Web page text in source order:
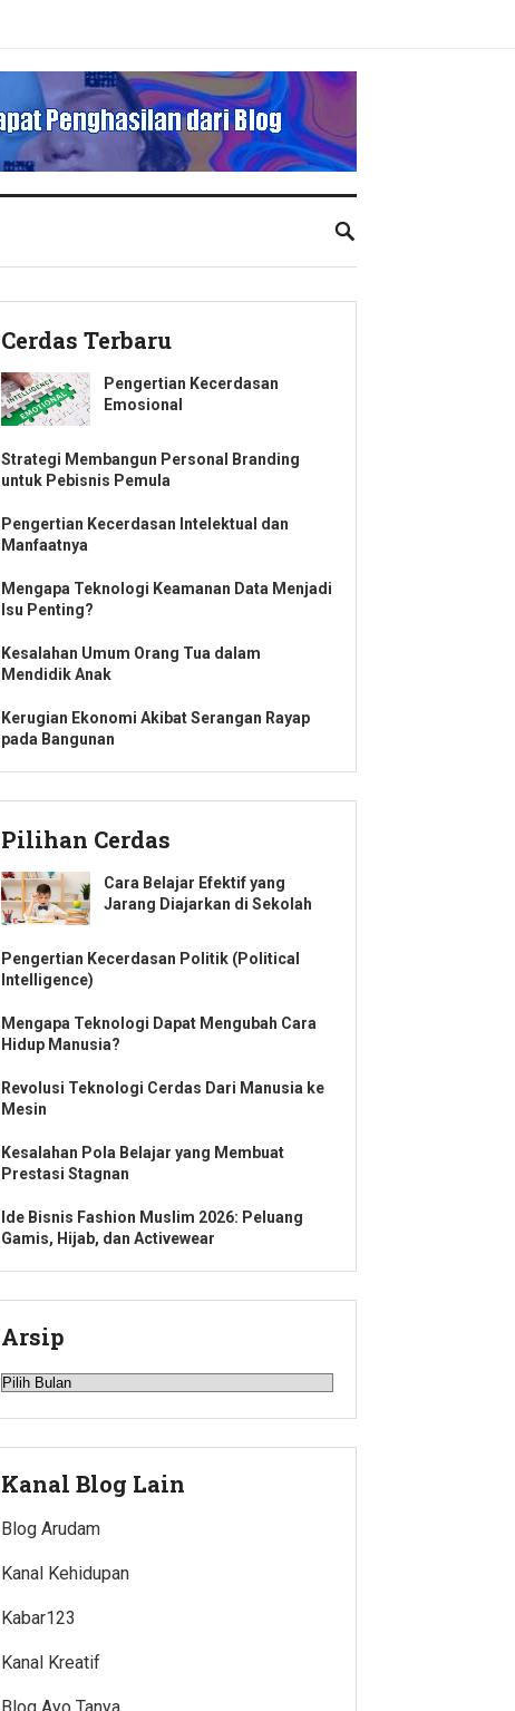
Cerdas Terbaru
Pengertian Kecerdasan
Emosional
Strategi Membangun Personal Branding
untuk Pebisnis Pemula
Pengertian Kecerdasan Intelektual dan
Manfaatnya
Mengapa Teknologi Keamanan Data Menjadi
Isu Penting?
Kesalahan Umum Orang Tua dalam
Mendidik Anak
Kerugian Ekonomi Akibat Serangan Rayap
pada Bangunan
Pilihan Cerdas
Cara Belajar Efektif yang
Jarang Diajarkan di Sekolah
Pengertian Kecerdasan Politik (Political
Intelligence)
Mengapa Teknologi Dapat Mengubah Cara
Hidup Manusia?
Revolusi Teknologi Cerdas Dari Manusia ke
Mesin
Kesalahan Pola Belajar yang Membuat
Prestasi Stagnan
Ide Bisnis Fashion Muslim 2026: Peluang
Gamis, Hijab, dan Activewear
Arsip
Arsip
Kanal Blog Lain
Blog Arudam
Kanal Kehidupan
Kabar123
Kanal Kreatif